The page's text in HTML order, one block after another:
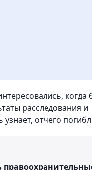
когда
расследования и
отчего